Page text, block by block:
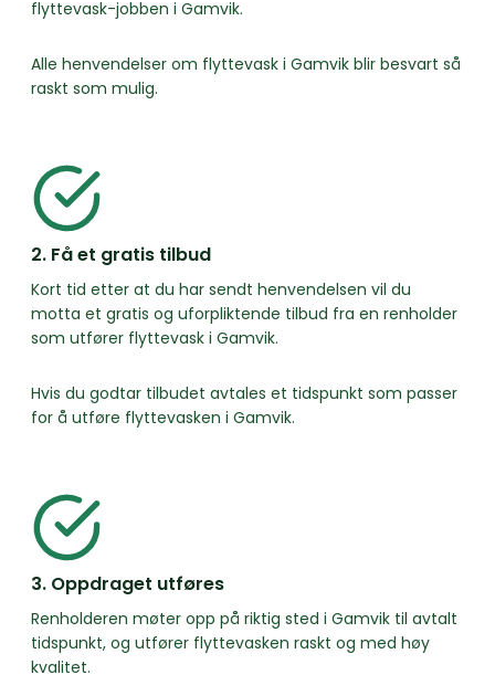
flyttevask-jobben i Gamvik.
Alle henvendelser om flyttevask i Gamvik blir besvart så
raskt som mulig.
2. Få et gratis tilbud
Kort tid etter at du har sendt henvendelsen vil du
motta et gratis og uforpliktende tilbud fra en renholder
som utfører flyttevask i Gamvik.
Hvis du godtar tilbudet avtales et tidspunkt som passer
for å utføre flyttevasken i Gamvik.
3. Oppdraget utføres
Renholderen møter opp på riktig sted i Gamvik til avtalt
tidspunkt, og utfører flyttevasken raskt og med høy
kvalitet.